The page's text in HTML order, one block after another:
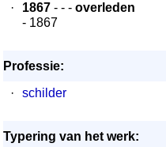
·
1867 - - - overleden
- 1867
Professie:
·
schilder
Typering van het werk: